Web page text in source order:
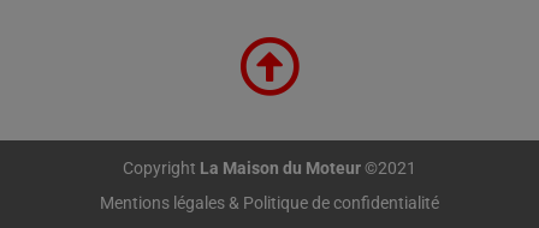
Copyright La Maison du Moteur©2021
Mentions légales & Politique de confidentialité